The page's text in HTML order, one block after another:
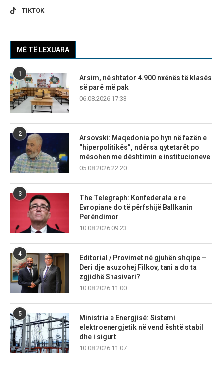
TIKTOK
MË TË LEXUARA
1
Arsim, në shtator 4.900 nxënës të klasës
së parë më pak
06.08.2026 17:33
2
Arsovski: Maqedonia po hyn në fazën e
“hiperpolitikës”, ndërsa qytetarët po
mësohen me dështimin e institucioneve
05.08.2026 22:20
3
The Telegraph: Konfederata e re
Evropiane do të përfshijë Ballkanin
Perëndimor
10.08.2026 09:23
4
Editorial / Provimet në gjuhën shqipe –
Deri dje akuzohej Filkov, tani a do ta
zgjidhë Shasivari?
10.08.2026 11:00
5
Ministria e Energjisë: Sistemi
elektroenergjetik në vend është stabil
dhe i sigurt
10.08.2026 11:07